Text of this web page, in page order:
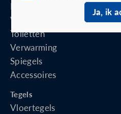
Ja, ik
Waskommen
Toiletten
Verwarming
Spiegels
Accessoires
Tegels
Vloertegels